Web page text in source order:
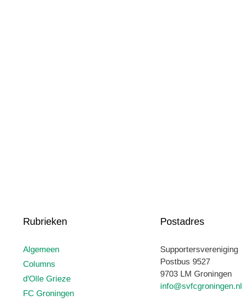
Rubrieken
Algemeen
Columns
d'Olle Grieze
FC Groningen
Postadres
Supportersvereniging
Postbus 9527
9703 LM Groningen
info@svfcgroningen.nl